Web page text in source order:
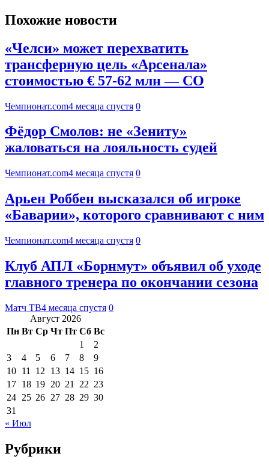
Похожие новости
«Челси» может перехватить
трансферную цель «Арсенала»
стоимостью € 57-62 млн — CO
Чемпионат.com4 месяца спустя 0
Фёдор Смолов: не «Зениту»
жаловаться на лояльность судей
Чемпионат.com4 месяца спустя 0
Арьен Роббен высказался об игроке
«Баварии», которого сравнивают с ним
Чемпионат.com4 месяца спустя 0
Клуб АПЛ «Борнмут» объявил об уходе
главного тренера по окончании сезона
Матч ТВ4 месяца спустя 0
Август 2026
Пн Вт Ср Чт Пт Сб Вс
1
2
3
4 5 6 7 8
9
10 11 12 13 14 15 16
17 18 19 20 21 22 23
24 25 26 27 28 29 30
31
« Июл
Рубрики